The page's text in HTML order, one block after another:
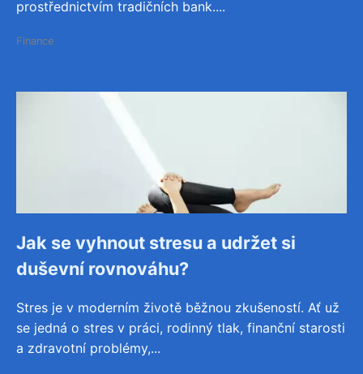
prostřednictvím tradičních bank....
Finance
Jak se vyhnout stresu a udržet si
duševní rovnováhu?
Stres je v moderním životě běžnou zkušeností. Ať už
se jedná o stres v práci, rodinný tlak, finanční starosti
a zdravotní problémy,...